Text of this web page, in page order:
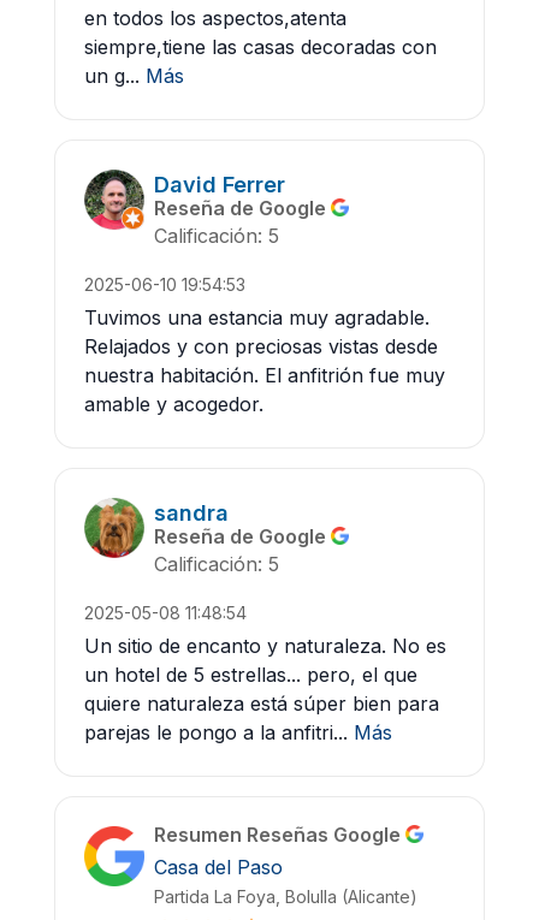
en todos los aspectos,atenta
siempre,tiene las casas decoradas con
un g... Más
David Ferrer
Reseña de Google
Calificación: 5
2025-06-10 19:54:53
Tuvimos una estancia muy agradable.
Relajados y con preciosas vistas desde
nuestra habitación. El anfitrión fue muy
amable y acogedor.
sandra
Reseña de Google
Calificación: 5
2025-05-08 11:48:54
Un sitio de encanto y naturaleza. No es
un hotel de 5 estrellas... pero, el que
quiere naturaleza está súper bien para
parejas le pongo a la anfitri... Más
Resumen Reseñas Google
Casa del Paso
Partida La Foya, Bolulla (Alicante)